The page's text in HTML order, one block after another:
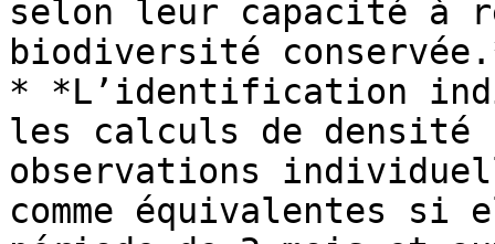
selon leur capacité à
biodiversité
* *L’identification
les calculs de densité
observations
comme équivalentes si